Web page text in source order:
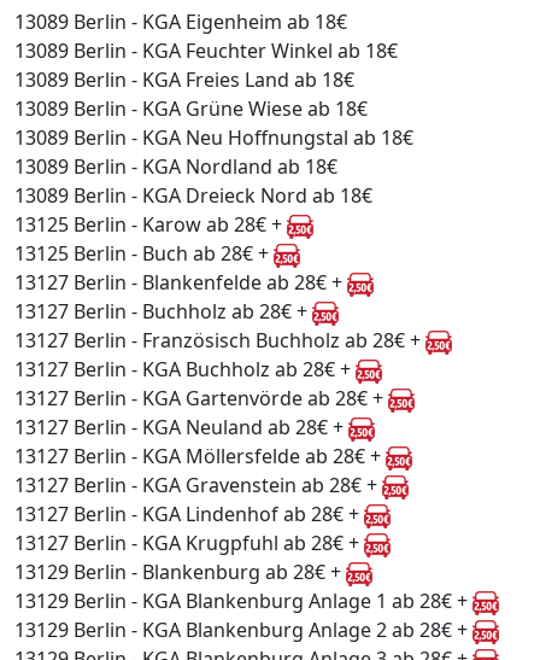
13089 Berlin - KGA Eigenheim ab 18€
13089 Berlin - KGA Feuchter Winkel ab 18€
13089 Berlin - KGA Freies Land ab 18€
13089 Berlin - KGA Grüne Wiese ab 18€
13089 Berlin - KGA Neu Hoffnungstal ab 18€
13089 Berlin - KGA Nordland ab 18€
13089 Berlin - KGA Dreieck Nord ab 18€
13125 Berlin - Karow ab 28€ +
13125 Berlin - Buch ab 28€ +
13127 Berlin - Blankenfelde ab 28€ +
13127 Berlin - Buchholz ab 28€ +
13127 Berlin - Französisch Buchholz ab 28€ +
13127 Berlin - KGA Buchholz ab 28€ +
13127 Berlin - KGA Gartenvörde ab 28€ +
13127 Berlin - KGA Neuland ab 28€ +
13127 Berlin - KGA Möllersfelde ab 28€ +
13127 Berlin - KGA Gravenstein ab 28€ +
13127 Berlin - KGA Lindenhof ab 28€ +
13127 Berlin - KGA Krugpfuhl ab 28€ +
13129 Berlin - Blankenburg ab 28€ +
13129 Berlin - KGA Blankenburg Anlage 1 ab 28€ +
13129 Berlin - KGA Blankenburg Anlage 2 ab 28€ +